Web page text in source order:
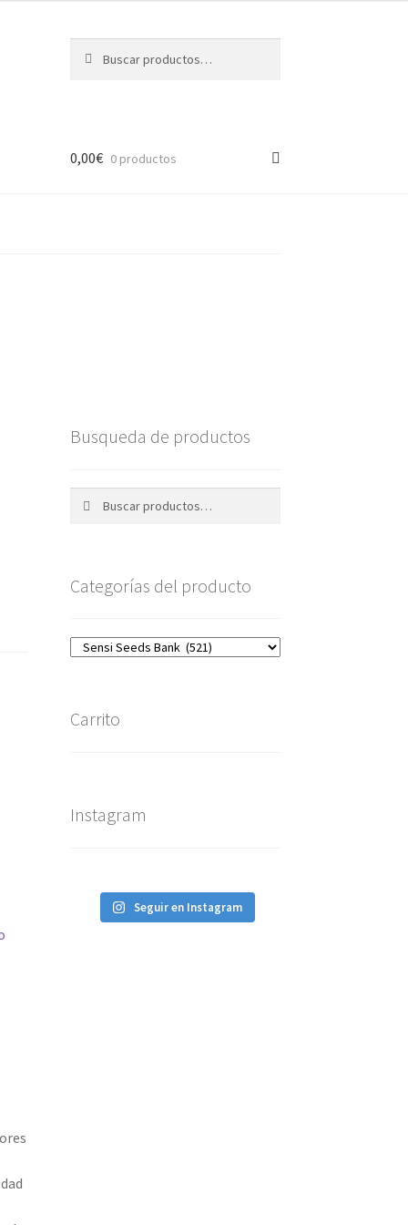
por:
0,00€ 0 productos
Busqueda de productos
Categorías del producto
Carrito
Instagram
Seguir en Instagram